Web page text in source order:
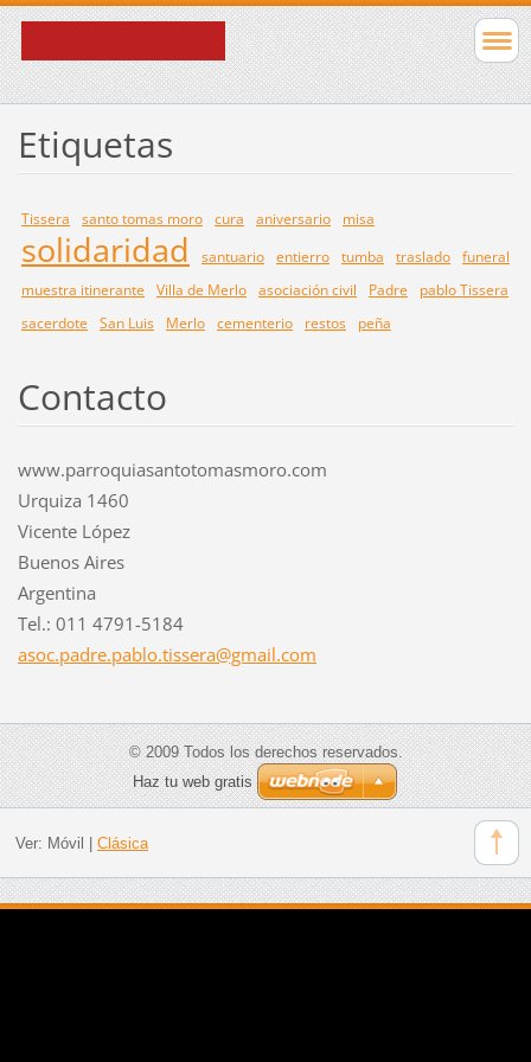
Etiquetas
Tissera santo tomas moro cura aniversario misa
solidaridad santuario entierro tumba traslado funeral
muestra itinerante
Villa de Merlo asociación civil Padre
pablo Tissera
sacerdote
San Luis Merlo cementerio restos peña
Contacto
www.parroquiasantotomasmoro.com
Urquiza 1460
Vicente López
Buenos Aires
Argentina
Tel.: 011 4791-5184
asoc.padre.pablo.tissera@gmail.com
© 2009 Todos los derechos reservados.
Haz tu web gratis
Ver: Móvil Clásica